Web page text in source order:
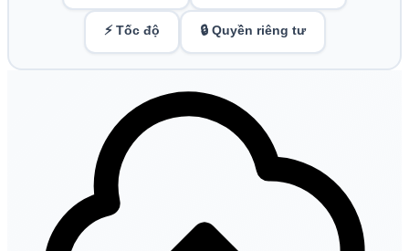
⚡ Tốc độ 🔒 Quyền riêng tư